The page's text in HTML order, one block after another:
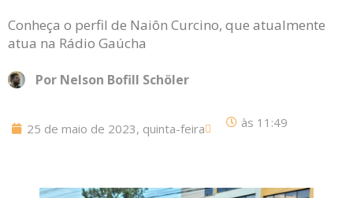
Conheça o perfil de Naiôn Curcino, que atualmente
atua na Rádio Gaúcha
Por Nelson Bofill Schöler
25 de maio de 2023, quinta-feira às 11:49